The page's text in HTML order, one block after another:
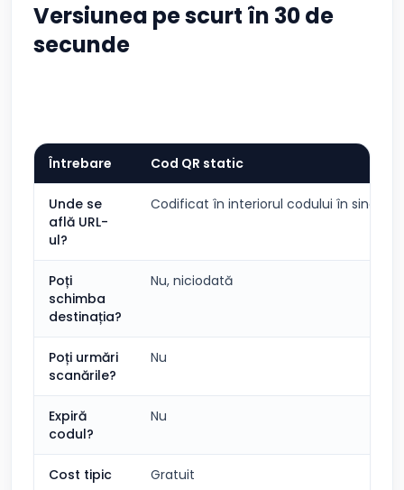
Versiunea pe scurt în 30 de
secunde
Întrebare Cod QR static
Unde se
află URL-
ul?
Codificat în interiorul codului în sine
Poți
schimba
destinația?
Nu, niciodată
Poți urmări
scanările?
Nu
Expiră
codul?
Nu
Cost tipic Gratuit